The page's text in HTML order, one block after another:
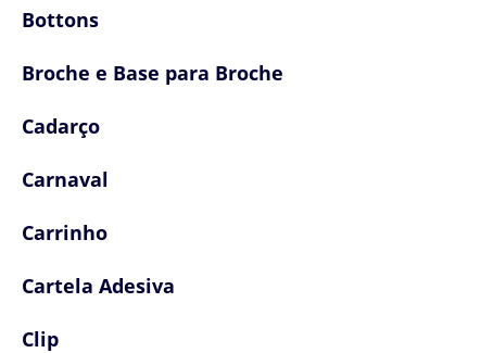
Bottons
Broche e Base para Broche
Cadarço
Carnaval
Carrinho
Cartela Adesiva
Clip